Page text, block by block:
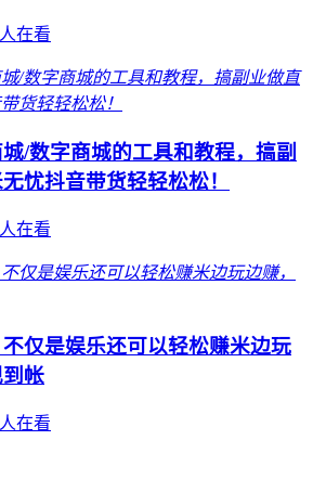
在看
/数字商城的工具和教程，搞副
忧抖音带货轻轻松松！
在看
仅是娱乐还可以轻松赚米边玩
帐
在看